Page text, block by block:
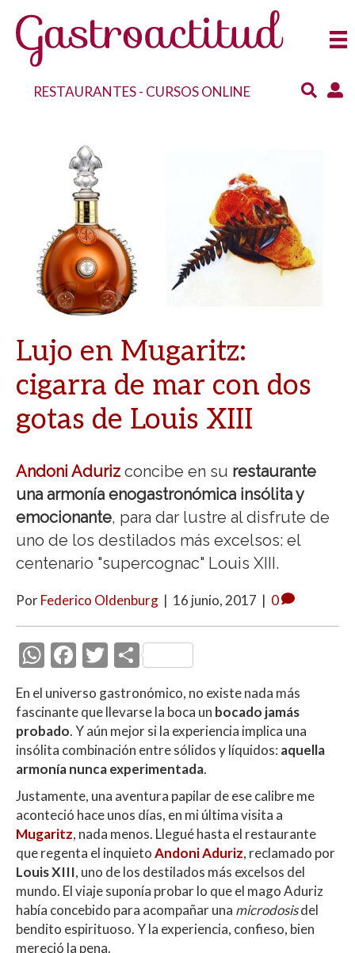
RESTAURANTES- CURSOS ONLINE
Lujo en Mugaritz:
cigarra de mar con dos
gotas de Louis XIII
Andoni Aduriz concibe en su restaurante
una armonía enogastronómica insólita y
emocionante, para dar lustre al disfrute de
uno de los destilados más excelsos: el
centenario "supercognac" Louis XIII.
PorFederico Oldenburg | 16 junio, 2017 | 0
W
at
s
A
p
p
F
e
b
o
o
k
T
w
itt
er
C
o
m
p
ar
ti
r
En el universo gastronómico, no existe nada más
fascinante que llevarse la boca un bocado jamás
probado. Y aún mejor si la experiencia implica una
insólita combinación entre sólidos y líquidos: aquella
armonía nunca experimentada.
Justamente, una aventura papilar de ese calibre me
aconteció hace unos días, en mi última visita a
Mugaritz, nada menos. Llegué hasta el restaurante
que regenta el inquietoAndoni Aduriz, reclamado por
Louis XIII, uno de los destilados más excelsos del
mundo. El viaje suponía probar lo que el mago Aduriz
había concebido para acompañar una microdosisdel
bendito espirituoso. Y la experiencia, confieso, bien
mereció la pena.